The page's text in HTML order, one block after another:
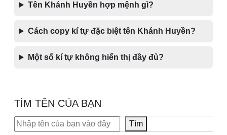
Tên Khánh Huyền hợp mệnh gì?
Cách copy kí tự đặc biệt tên Khánh Huyền?
Một số kí tự không hiển thị đầy đủ?
TÌM TÊN CỦA BẠN
Tìm kiếm Tìm